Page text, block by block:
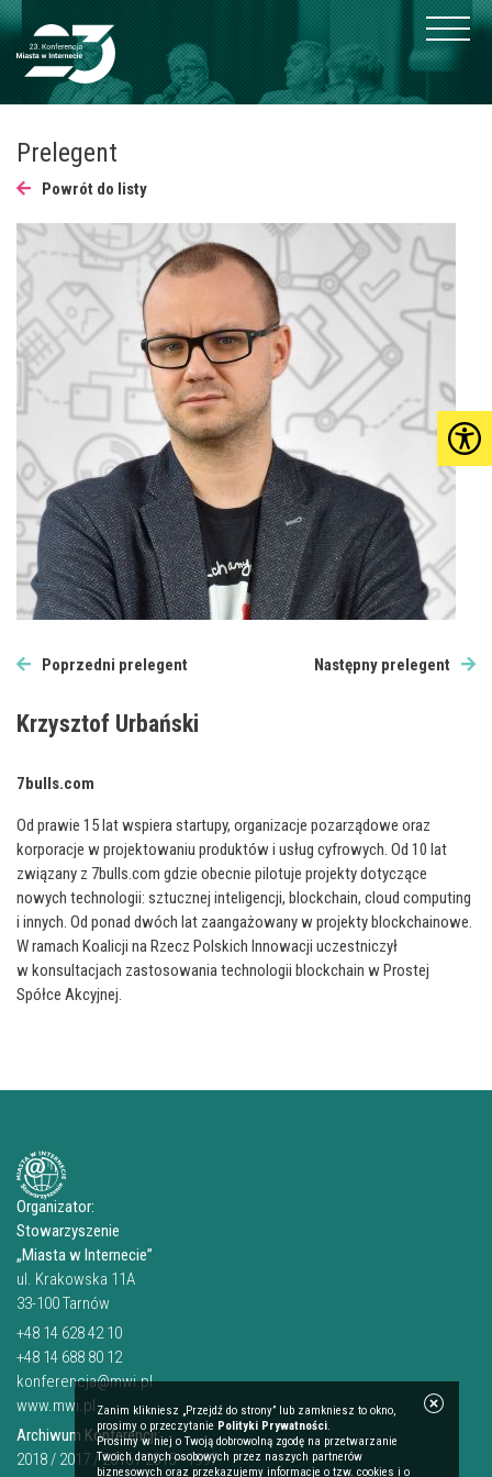
Prelegent
Powrót do listy
Poprzedni prelegent Następny prelegent
Krzysztof Urbański
7bulls.com
Od prawie 15 lat wspiera startupy, organizacje pozarządowe oraz
korporacje w projektowaniu produktów i usług cyfrowych. Od 10 lat
związany z 7bulls.com gdzie obecnie pilotuje projekty dotyczące
nowych technologii: sztucznej inteligencji, blockchain, cloud computing
i innych. Od ponad dwóch lat zaangażowany w projekty blockchainowe.
W ramach Koalicji na Rzecz Polskich Innowacji uczestniczył
w konsultacjach zastosowania technologii blockchain w Prostej
Spółce Akcyjnej.
Organizator:
Stowarzyszenie
„Miasta w Internecie”
ul. Krakowska 11A
33-100 Tarnów
+48 14 628 42 10
+48 14 688 80 12
konferencja@mwi.pl
www.mwi.pl
Archiwum Konferencji:
2018/ 2017 /2016/2015—1997
Zanim klikniesz „Przejdź do strony” lub zamkniesz to okno,
prosimy o przeczytanie Polityki Prywatności.
Prosimy w niej o Twoją dobrowolną zgodę na przetwarzanie
Twoich danych osobowych przez naszych partnerów
biznesowych oraz przekazujemy informacje o tzw. cookies i o